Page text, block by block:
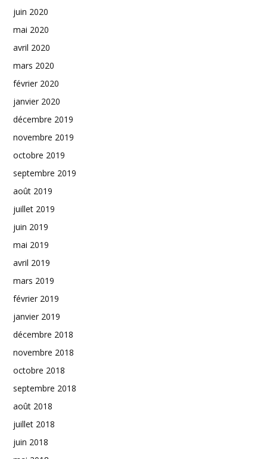
juin 2020
mai 2020
avril 2020
mars 2020
février 2020
janvier 2020
décembre 2019
novembre 2019
octobre 2019
septembre 2019
août 2019
juillet 2019
juin 2019
mai 2019
avril 2019
mars 2019
février 2019
janvier 2019
décembre 2018
novembre 2018
octobre 2018
septembre 2018
août 2018
juillet 2018
juin 2018